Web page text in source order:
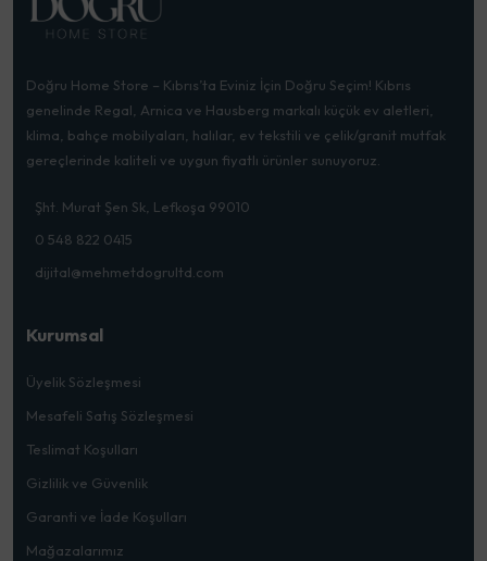
Doğru Home Store – Kıbrıs’ta Eviniz İçin Doğru Seçim! Kıbrıs
genelinde Regal, Arnica ve Hausberg markalı küçük ev aletleri,
klima, bahçe mobilyaları, halılar, ev tekstili ve çelik/granit mutfak
gereçlerinde kaliteli ve uygun fiyatlı ürünler sunuyoruz.
Şht. Murat Şen Sk, Lefkoşa 99010
0 548 822 0415
dijital@mehmetdogrultd.com
Kurumsal
Üyelik Sözleşmesi
Mesafeli Satış Sözleşmesi
Teslimat Koşulları
Gizlilik ve Güvenlik
Garanti ve İade Koşulları
Mağazalarımız